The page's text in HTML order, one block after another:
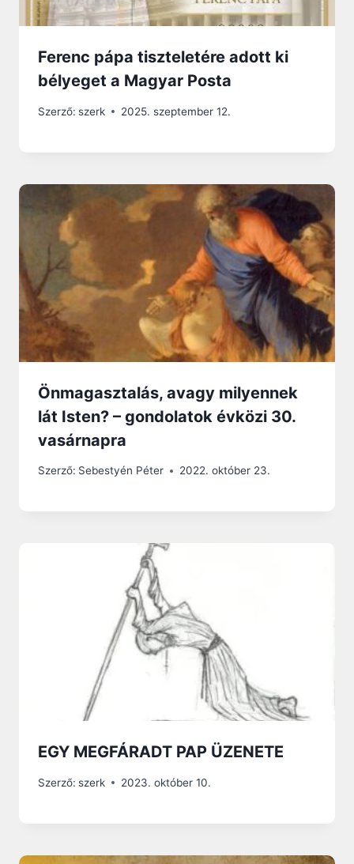
Ferenc pápa tiszteletére adott ki
bélyeget a Magyar Posta
Szerző: szerk 2025. szeptember 12.
Önmagasztalás, avagy milyennek
lát Isten? – gondolatok évközi 30.
vasárnapra
Szerző: Sebestyén Péter 2022. október 23.
EGY MEGFÁRADT PAP ÜZENETE
Szerző: szerk 2023. október 10.